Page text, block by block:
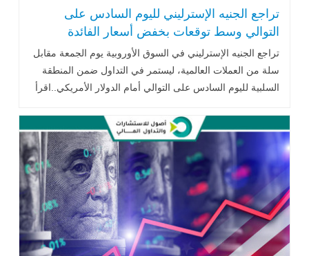
تراجع الجنيه الإسترليني لليوم السادس على
التوالي وسط توقعات بخفض أسعار الفائدة
البريطانية
تراجع الجنيه الإسترليني في السوق الأوروبية يوم الجمعة مقابل
سلة من العملات العالمية، ليستمر في التداول ضمن المنطقة
السلبية لليوم السادس على التوالي أمام الدولار الأمريكي..اقرأ